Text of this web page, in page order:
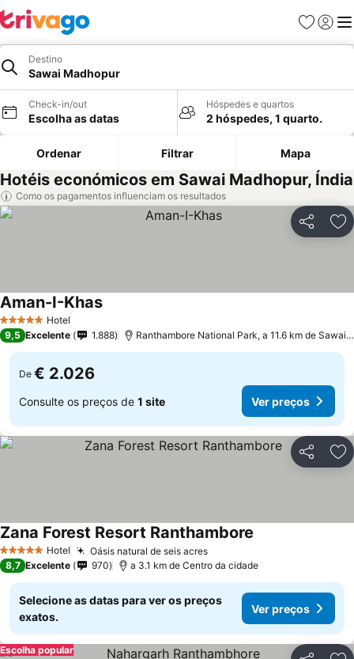
Favoritos
Iniciar
Destino
Sawai Madhopur
Check-in/out
Escolha as datas
Hóspedes e quartos
2 hóspedes, 1 quarto.
Ordenar Filtrar Mapa
Hotéis económicos em Sawai Madhopur, Índia
Como os pagamentos influenciam os resultados
Partilhar
5 Estrelas Hotel
Aman-I-Khas
9,5 Excelente 1.888 Ranthambore National Park, a 11.6 km de Sawai Madhopur
De € 2.026
Consulte os preços de 1 site Ver preços
Partilhar
5 Estrelas Hotel Oásis natural de seis acres
Zana Forest Resort Ranthambore
8,7 Excelente 970 a 3.1 km de Centro da cidade
Selecione as datas para ver os preços
exatos.
Ver preços
Escolha popular